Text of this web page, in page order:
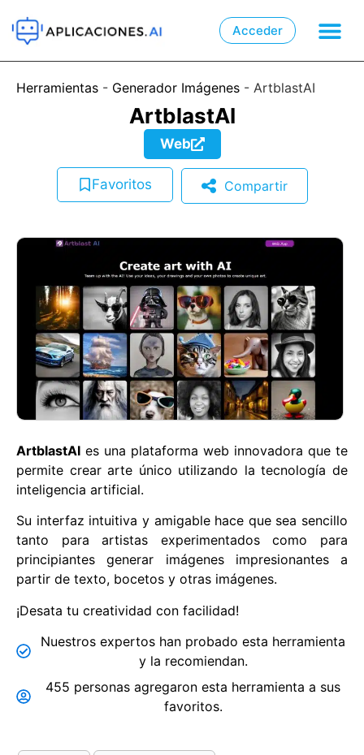
Acceder
Herramientas - Generador Imágenes - ArtblastAI
ArtblastAI
Web
Favoritos Compartir
ArtblastAI es una plataforma web innovadora que te
permite crear arte único utilizando la tecnología de
inteligencia artificial.
Su interfaz intuitiva y amigable hace que sea sencillo
tanto para artistas experimentados como para
principiantes generar imágenes impresionantes a
partir de texto, bocetos y otras imágenes.
¡Desata tu creatividad con facilidad!
Nuestros expertos han probado esta herramienta
y la recomiendan.
455 personas agregaron esta herramienta a sus
favoritos.